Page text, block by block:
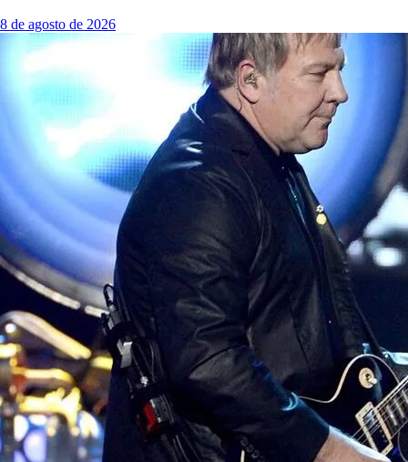
8 de agosto de 2026